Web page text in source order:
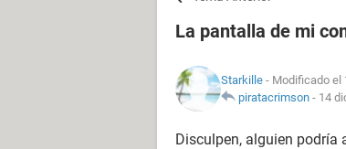
La pantalla de mi
Starkille - Modificado el
piratacrimson - 14
Disculpen, alguien podría